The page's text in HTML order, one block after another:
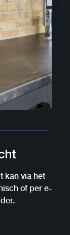
kan via het
of per e-